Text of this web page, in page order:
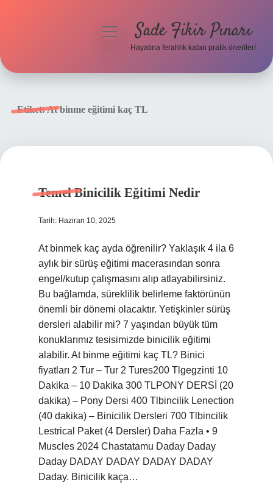
menüyüSade Fikir Pınarı
Hayatına ferahlık katan pratik öneriler!
Etiket:At binme eğitimi kaç TL
Temel Binicilik Eğitimi Nedir
Tarih: Haziran 10, 2025
At binmek kaç ayda öğrenilir? Yaklaşık 4 ila 6
aylık bir sürüş eğitimi macerasından sonra
engel/kutup çalışmasını alıp atlayabilirsiniz.
Bu bağlamda, süreklilik belirleme faktörünün
önemli bir dönemi olacaktır. Yetişkinler sürüş
dersleri alabilir mi? 7 yaşından büyük tüm
konuklarımız tesisimizde binicilik eğitimi
alabilir. At binme eğitimi kaç TL? Binici
fiyatları 2 Tur – Tur 2 Tures200 Tlgegzinti 10
Dakika – 10 Dakika 300 TLPONY DERSİ (20
dakika) – Pony Dersi 400 Tlbincilik Lenection
(40 dakika) – Binicilik Dersleri 700 Tlbincilik
Lestrical Paket (4 Dersler) Daha Fazla • 9
Muscles 2024 Chastatamu Daday Daday
Daday DADAY DADAY DADAY DADAY
Daday. Binicilik kaça…